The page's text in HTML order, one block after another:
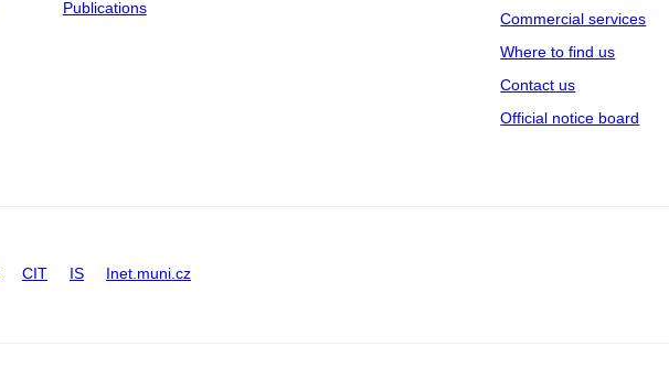
Publications
Commercial services
Where to find us
Contact us
Official notice board
CIT IS Inet.muni.cz